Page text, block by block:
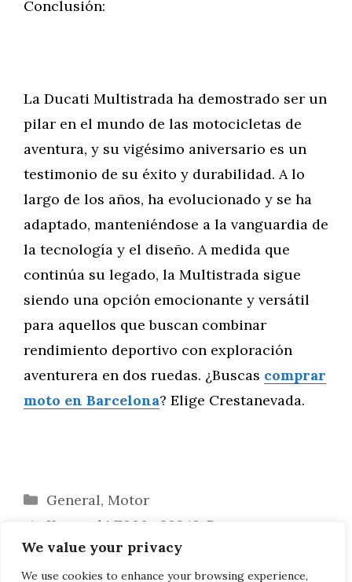
We value your privacy
We use cookies to enhance your browsing experience,
Conclusión:
La Ducati Multistrada ha demostrado ser un
pilar en el mundo de las motocicletas de
aventura, y su vigésimo aniversario es un
testimonio de su éxito y durabilidad. A lo
largo de los años, ha evolucionado y se ha
adaptado, manteniéndose a la vanguardia de
la tecnología y el diseño. A medida que
continúa su legado, la Multistrada sigue
siendo una opción emocionante y versátil
para aquellos que buscan combinar
rendimiento deportivo con exploración
aventurera en dos ruedas. ¿Buscas comprar
moto en Barcelona? Elige Crestanevada.
Categorías
General, Motor
Kawasaki Z900 ¿2024?: Rumores y
Expectativas
Honda Patenta unos Espejos Bajos: Mejor